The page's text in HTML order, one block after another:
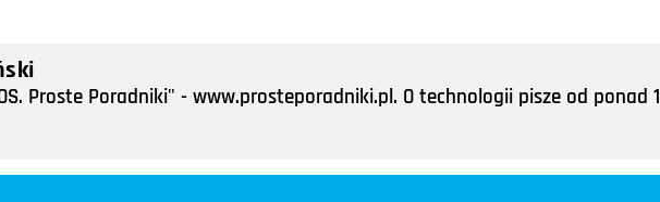
Proste Poradniki" - www.prosteporadniki.pl. O technologii pisze od ponad